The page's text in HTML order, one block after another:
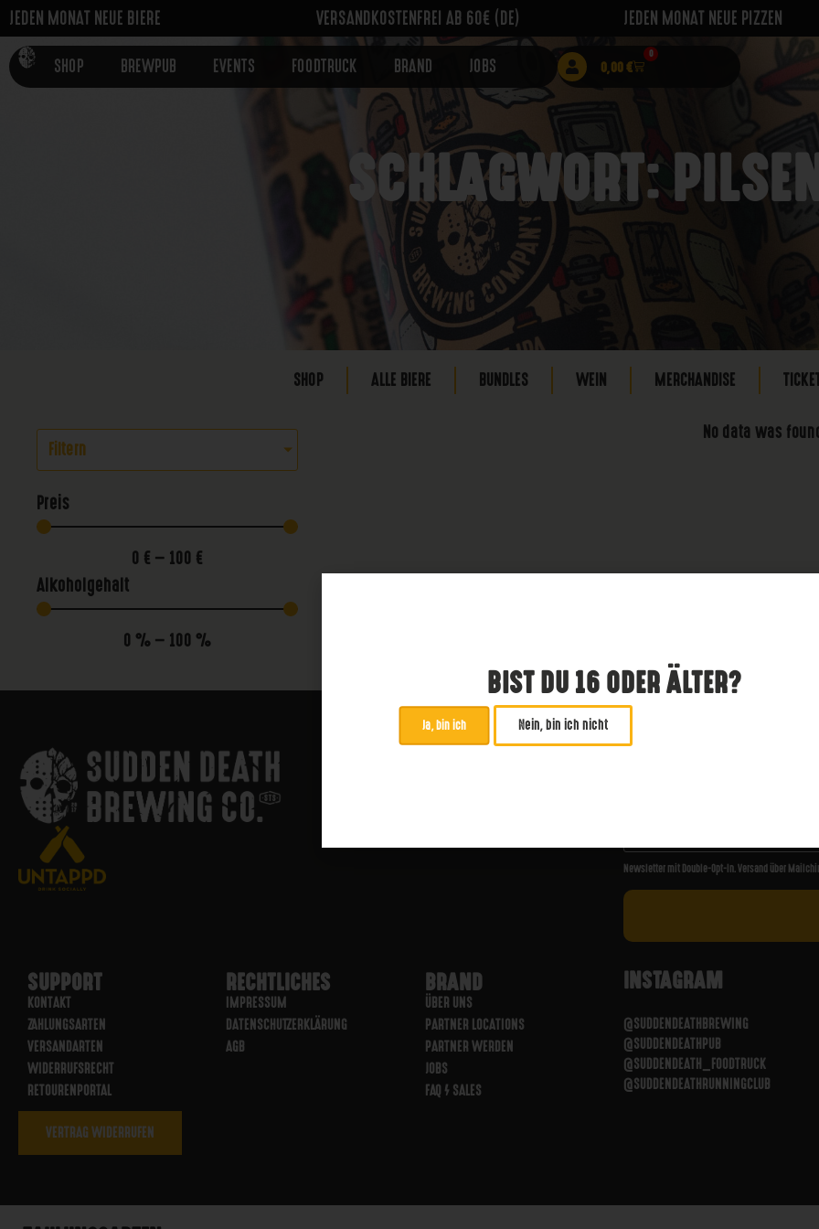
JEDEN MONAT NEUE BIERE VERSANDKOSTENFREI AB 60€ (DE) JEDEN MONAT NEUE PIZZEN
SHOP BREWPUB EVENTS FOODTRUCK BRAND JOBS 0,00€
0
SCHLAGWORT:
SHOP ALLE BIERE BUNDLES WEIN MERCHANDISE
Filtern
Preis
0 € — 100 €
Alkoholgehalt
0 % — 100 %
No data was found
ABONNIERE UNSEREN
Newsletter mit Double-Opt-In. Versand über
SUPPORT
KONTAKT
ZAHLUNGSARTEN
VERSANDARTEN
WIDERRUFSRECHT
RETOURENPORTAL
RECHTLICHES
IMPRESSUM
DATENSCHUTZERKLÄRUNG
AGB
BRAND
ÜBER UNS
PARTNER LOCATIONS
PARTNER WERDEN
JOBS
FAQ / SALES
INSTAGRAM
@SUDDENDEATHBREWING
@SUDDENDEATHPUB
@SUDDENDEATH_FOODTRUCK
@SUDDENDEATHRUNNINGCLUB
VERTRAG WIDERRUFEN
BIST DU 16 ODER ÄLTER?
Ja, bin ich Nein, bin ich nicht